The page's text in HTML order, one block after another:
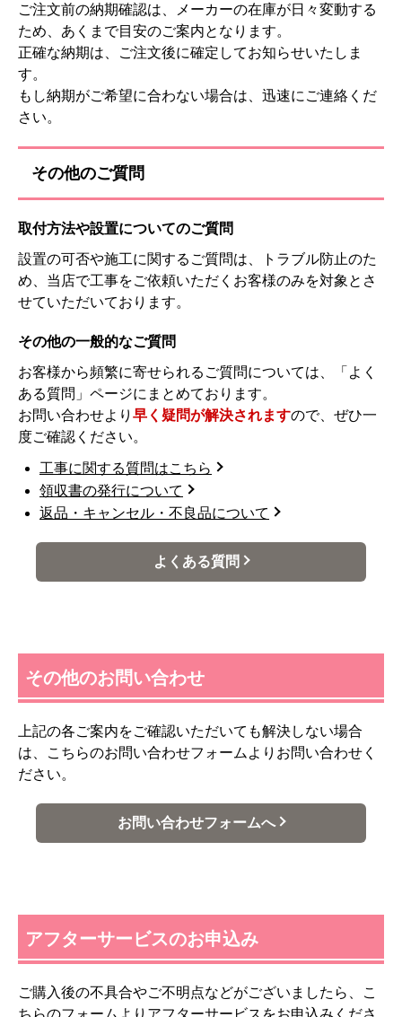
ご注文前の納期確認は、メーカーの在庫が日々変動する
ため、あくまで目安のご案内となります。
正確な納期は、ご注文後に確定してお知らせいたしま
す。
もし納期がご希望に合わない場合は、迅速にご連絡くだ
さい。
その他のご質問
取付方法や設置についてのご質問
設置の可否や施工に関するご質問は、トラブル防止のた
め、当店で工事をご依頼いただくお客様のみを対象とさ
せていただいております。
その他の一般的なご質問
お客様から頻繁に寄せられるご質問については、「よく
ある質問」ページにまとめております。
お問い合わせより 早く疑問が解決されますので、ぜひ一
度ご確認ください。
工事に関する質問はこちら
領収書の発行について
返品・キャンセル・不良品について
よくある質問
その他のお問い合わせ
上記の各ご案内をご確認いただいても解決しない場合
は、こちらのお問い合わせフォームよりお問い合わせく
ださい。
お問い合わせフォームへ
アフターサービスのお申込み
ご購入後の不具合やご不明点などがございましたら、こ
ちらのフォームよりアフターサービスをお申込みくださ